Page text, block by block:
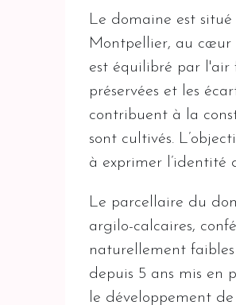
Le domaine est
Montpellier, au cœur
est équilibré par l'air
préservées et les
contribuent à la
sont cultivés.
à exprimer l’identité
Le parcellaire du
argilo-calcaires,
naturellement
depuis 5 ans mis en
le développement